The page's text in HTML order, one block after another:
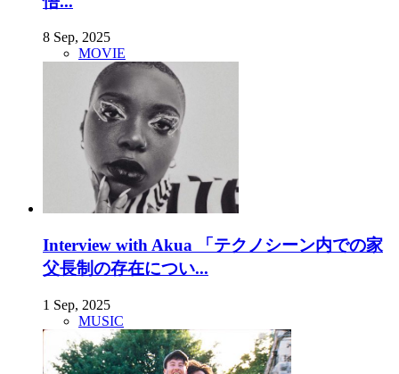
8 Sep, 2025
MOVIE
Interview with Akua 「テクノシーン内での家
父長制の存在につい...
1 Sep, 2025
MUSIC